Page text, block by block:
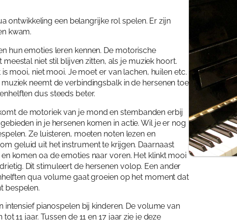
Blog
Mijn
ontwikkeling een belangrijke rol spelen. Er zijn
kwam.
hun emoties leren kennen. De motorische
niet stil blijven zitten, als je muziek hoort.
mooi, niet mooi. Je moet er van lachen, huilen etc.
neemt de verbindingsbalk in de hersenen toe
dus steeds beter.
de motoriek van je mond en stembanden erbij
in je hersenen komen in actie. Wil je er nog
Ze luisteren, moeten noten lezen en
geluid uit het instrument te krijgen. Daarnaast
komen oa de emoties naar voren. Het klinkt mooi
Dit stimuleert de hersenen volop. Een ander
qua volume gaat groeien op het moment dat
bespelen.
pianospelen bij kinderen. De volume van
11 jaar. Tussen de 11 en 17 jaar zie je deze